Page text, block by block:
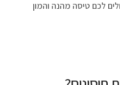
לכם טיסה מהנה והמון